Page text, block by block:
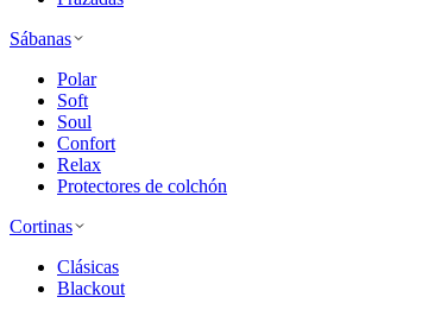
Sábanas
Polar
Soft
Soul
Confort
Relax
Protectores de colchón
Cortinas
Clásicas
Blackout